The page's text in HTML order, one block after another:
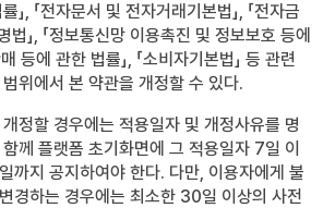
」, 「전자문서 및 전자거래기본법」, 「전자금
법」, 「정보통신망 이용촉진 및 정보보호 등에
등에 관한 법률」, 「소비자기본법」 등 관련
위에서 본 약관을 개정할 수 있다.
정할 경우에는 적용일자 및 개정사유를 명
께 플랫폼 초기화면에 그 적용일자 7일 이
까지 공지하여야 한다. 다만, 이용자에게 불
경하는 경우에는 최소한 30일 이상의 사전